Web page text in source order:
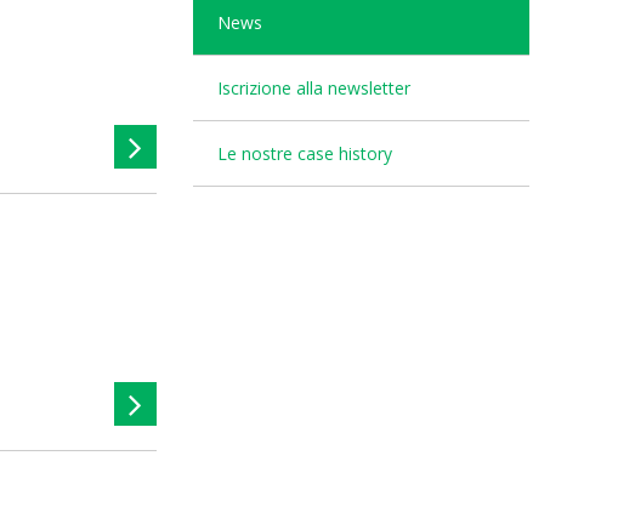
News
Iscrizione alla newsletter
Le nostre case history